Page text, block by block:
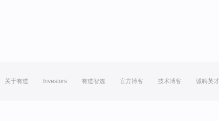
关于有道 Investors 有道智选 官方博客 技术博客 诚聘英才